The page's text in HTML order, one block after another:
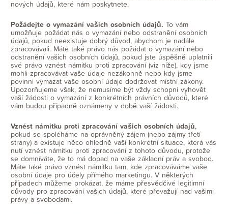
nových údajů, které nám poskytnete.
Požádejte o vymazání vašich osobních údajů. To vám
umožňuje požádat nás o vymazání nebo odstranění osobních
údajů, pokud neexistuje dobrý důvod, abychom je nadále
zpracovávali. Máte také právo nás požádat o vymazání nebo
odstranění vašich osobních údajů, pokud jste úspěšně uplatnili
své právo vznést námitku proti zpracování (viz níže), kdy jsme
mohli zpracovávat vaše údaje nezákonně nebo kdy jsme
povinni vymazat vaše osobní údaje dodržovat místní zákony.
Upozorňujeme však, že nemusíme být vždy schopni vyhovět
vaší žádosti o vymazání z konkrétních právních důvodů, které
vám budou případně oznámeny v době vaší žádosti.
Vznést námitku proti zpracování vašich osobních údajů,
pokud se spoléháme na oprávněný zájem (nebo zájmy třetí
strany) a existuje něco ohledně vaší konkrétní situace, která vás
nutí vznést námitku proti zpracování z tohoto důvodu, protože
se domníváte, že to má dopad na vaše základní práv a svobod.
Máte také právo vznést námitku tam, kde zpracováváme vaše
osobní údaje pro účely přímého marketingu. V některých
případech můžeme prokázat, že máme přesvědčivé legitimní
důvody pro zpracování vašich údajů, které převažují nad vašimi
právy a svobodami.